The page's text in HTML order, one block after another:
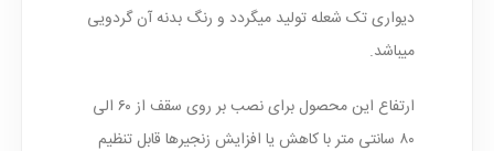
دیواری تک شعله تولید میگردد و رنگ بدنه آن گردویی
میباشد.
ارتفاع این محصول برای نصب بر روی سقف از ۶۰ الی
۸۰ سانتی متر با کاهش یا افزایش زنجیرها قابل تنظیم